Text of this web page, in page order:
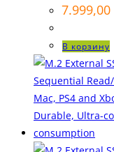
7.999,00
В корзину